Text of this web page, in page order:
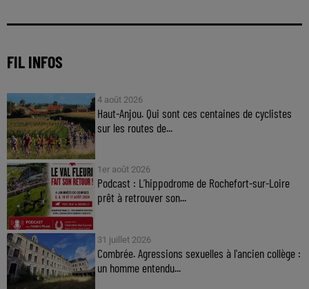
FIL INFOS
4 août 2026
Haut-Anjou. Qui sont ces centaines de cyclistes
sur les routes de...
1er août 2026
Podcast : L’hippodrome de Rochefort-sur-Loire
prêt à retrouver son...
31 juillet 2026
Combrée. Agressions sexuelles à l'ancien collège :
un homme entendu...